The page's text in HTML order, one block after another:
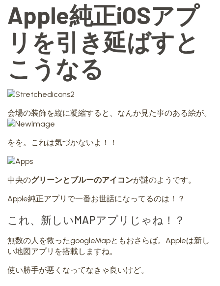
Apple純正iOSアプ
リを引き延ばすと
こうなる
会場の装飾を縦に凝縮すると、なんか見た事のある絵が。
をを。これは気づかないよ！！
中央のグリーンとブルーのアイコンが謎のようです。
Apple純正アプリで一番お世話になってるのは！？
これ、新しいMAPアプリじゃね！？
無数の人を救ったgoogleMapともおさらば。Appleは新し
い地図アプリを搭載しますね。
使い勝手が悪くなってなきゃ良いけど。